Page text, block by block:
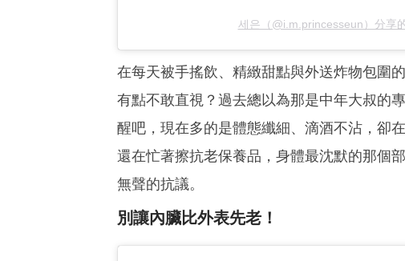
세은（@i.m.princesseun）分享
在每天被手搖飲、精緻甜點與外送炸物包圍
有點不敢直視？過去總以為那是中年大叔的
醒吧，現在多的是體態纖細、滴酒不沾，卻
還在忙著擦抗老保養品，身體最沈默的那個
無聲的抗議。
別讓內臟比外表先老！